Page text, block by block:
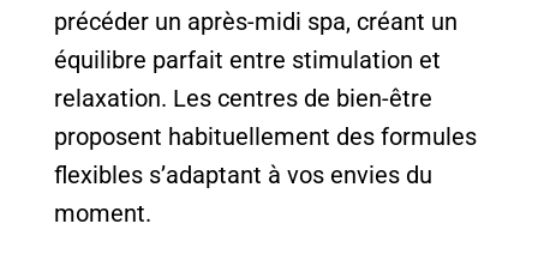
précéder un après-midi spa, créant un
équilibre parfait entre stimulation et
relaxation. Les centres de bien-être
proposent habituellement des formules
flexibles s’adaptant à vos envies du
moment.